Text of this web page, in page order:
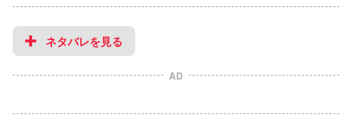
ネタバレを見る
AD